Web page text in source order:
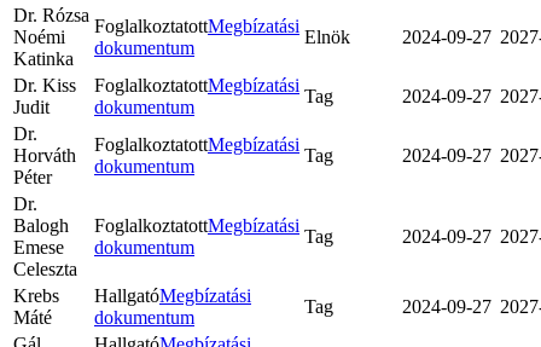
Dr. Rózsa
Noémi
Katinka
FoglalkoztatottMegbízatási
dokumentum
Elnök 2024-09-27
Dr. Kiss
Judit
FoglalkoztatottMegbízatási
dokumentum
Tag 2024-09-27
Dr.
Horváth
Péter
FoglalkoztatottMegbízatási
dokumentum
Tag 2024-09-27
Dr.
Balogh
Emese
Celeszta
FoglalkoztatottMegbízatási
dokumentum
Tag 2024-09-27
Krebs
Máté
HallgatóMegbízatási
dokumentum
Tag 2024-09-27